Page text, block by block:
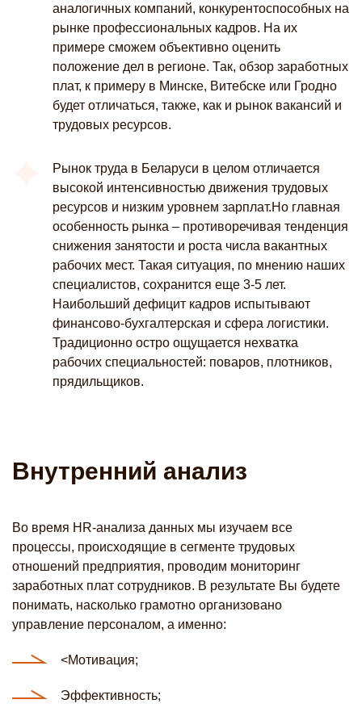
аналогичных компаний, конкурентоспособных на
рынке профессиональных кадров. На их
примере сможем объективно оценить
положение дел в регионе. Так, обзор заработных
плат, к примеру в Минске, Витебске или Гродно
будет отличаться, также, как и рынок вакансий и
трудовых ресурсов.
Рынок труда в Беларуси в целом отличается
высокой интенсивностью движения трудовых
ресурсов и низким уровнем зарплат.Но главная
особенность рынка – противоречивая тенденция
снижения занятости и роста числа вакантных
рабочих мест. Такая ситуация, по мнению наших
специалистов, сохранится еще 3-5 лет.
Наибольший дефицит кадров испытывают
финансово-бухгалтерская и сфера логистики.
Традиционно остро ощущается нехватка
рабочих специальностей: поваров, плотников,
прядильщиков.
Внутренний анализ
Во время HR-анализа данных мы изучаем все
процессы, происходящие в сегменте трудовых
отношений предприятия, проводим мониторинг
заработных плат сотрудников. В результате Вы будете
понимать, насколько грамотно организовано
управление персоналом, а именно:
<Мотивация;
Эффективность;